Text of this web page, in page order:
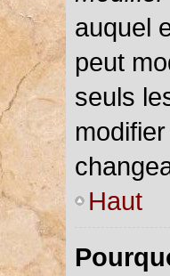
auquel
peut
seuls
Haut